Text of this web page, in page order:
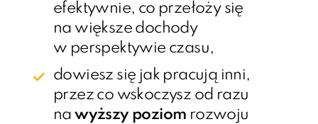
efektywnie, co przełoży się
na większe dochody
w perspektywie czasu,
dowiesz się jak pracują inni,
przez co wskoczysz od razu
nawyższy poziom rozwoju